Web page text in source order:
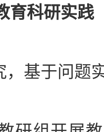
育科研实践
基于问题